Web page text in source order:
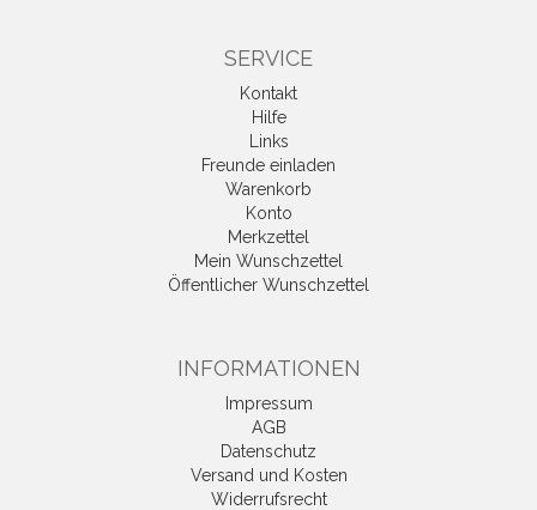
SERVICE
Kontakt
Hilfe
Links
Freunde einladen
Warenkorb
Konto
Merkzettel
Mein Wunschzettel
Öffentlicher Wunschzettel
INFORMATIONEN
Impressum
AGB
Datenschutz
Versand und Kosten
Widerrufsrecht